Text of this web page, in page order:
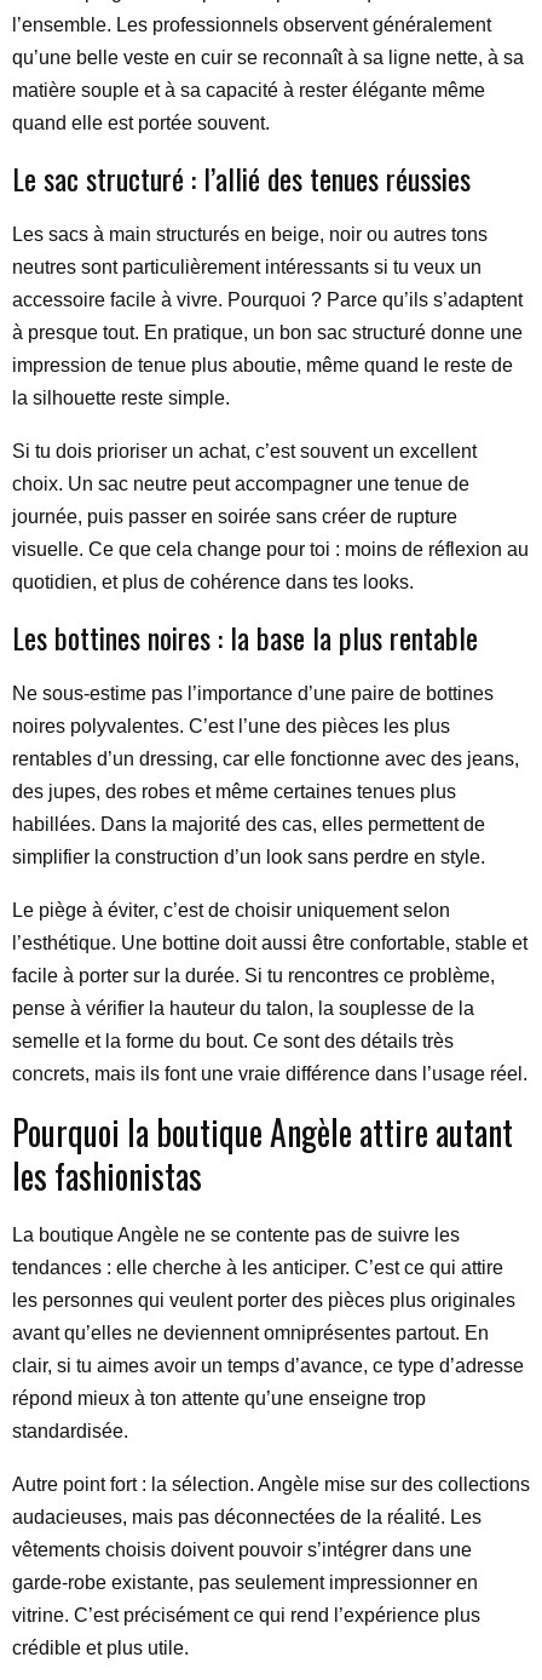
l’ensemble. Les professionnels observent généralement
qu’une belle veste en cuir se reconnaît à sa ligne nette, à sa
matière souple et à sa capacité à rester élégante même
quand elle est portée souvent.
Le sac structuré : l’allié des tenues réussies
Les sacs à main structurés en beige, noir ou autres tons
neutres sont particulièrement intéressants si tu veux un
accessoire facile à vivre. Pourquoi ? Parce qu’ils s’adaptent
à presque tout. En pratique, un bon sac structuré donne une
impression de tenue plus aboutie, même quand le reste de
la silhouette reste simple.
Si tu dois prioriser un achat, c’est souvent un excellent
choix. Un sac neutre peut accompagner une tenue de
journée, puis passer en soirée sans créer de rupture
visuelle. Ce que cela change pour toi : moins de réflexion au
quotidien, et plus de cohérence dans tes looks.
Les bottines noires : la base la plus rentable
Ne sous-estime pas l’importance d’une paire de bottines
noires polyvalentes. C’est l’une des pièces les plus
rentables d’un dressing, car elle fonctionne avec des jeans,
des jupes, des robes et même certaines tenues plus
habillées. Dans la majorité des cas, elles permettent de
simplifier la construction d’un look sans perdre en style.
Le piège à éviter, c’est de choisir uniquement selon
l’esthétique. Une bottine doit aussi être confortable, stable et
facile à porter sur la durée. Si tu rencontres ce problème,
pense à vérifier la hauteur du talon, la souplesse de la
semelle et la forme du bout. Ce sont des détails très
concrets, mais ils font une vraie différence dans l’usage réel.
Pourquoi la boutique Angèle attire autant
les fashionistas
La boutique Angèle ne se contente pas de suivre les
tendances : elle cherche à les anticiper. C’est ce qui attire
les personnes qui veulent porter des pièces plus originales
avant qu’elles ne deviennent omniprésentes partout. En
clair, si tu aimes avoir un temps d’avance, ce type d’adresse
répond mieux à ton attente qu’une enseigne trop
standardisée.
Autre point fort : la sélection. Angèle mise sur des collections
audacieuses, mais pas déconnectées de la réalité. Les
vêtements choisis doivent pouvoir s’intégrer dans une
garde-robe existante, pas seulement impressionner en
vitrine. C’est précisément ce qui rend l’expérience plus
crédible et plus utile.